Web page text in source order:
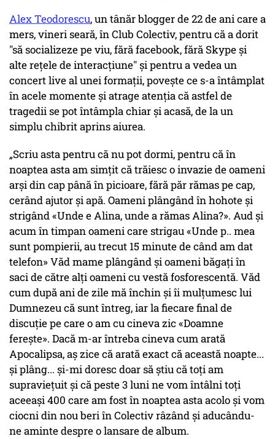
Alex Teodorescu, un tânăr blogger de 22 de ani care a
mers, vineri seară, în Club Colectiv, pentru că a dorit
"să socializeze pe viu, fără facebook, fără Skype şi
alte reţele de interacţiune" și pentru a vedea un
concert live al unei formații, povește ce s-a întâmplat
în acele momente și atrage atenția că astfel de
tragedii se pot întâmpla chiar și acasă, de la un
simplu chibrit aprins aiurea.
„Scriu asta pentru că nu pot dormi, pentru că în
noaptea asta am simţit că trăiesc o invazie de oameni
arşi din cap până în picioare, fără păr rămas pe cap,
cerând ajutor şi apă. Oameni plângând în hohote şi
strigând «Unde e Alina, unde a rămas Alina?». Aud şi
acum în timpan oameni care strigau «Unde p.. mea
sunt pompierii, au trecut 15 minute de când am dat
telefon» Văd mame plângând şi oameni băgaţi în
saci de către alţi oameni cu vestă fosforescentă. Văd
cum după ani de zile mă închin şi îi mulţumesc lui
Dumnezeu că sunt întreg, iar la fiecare final de
discuţie pe care o am cu cineva zic «Doamne
fereşte». Dacă m-ar întreba cineva cum arată
Apocalipsa, aş zice că arată exact că această noapte...
şi plâng... şi-mi doresc doar să ştiu că toţi am
supravieţuit şi că peste 3 luni ne vom întâlni toţi
aceeaşi 400 care am fost în noaptea asta acolo şi vom
ciocni din nou beri în Colectiv râzând şi aducându-
ne aminte despre o lansare de album.